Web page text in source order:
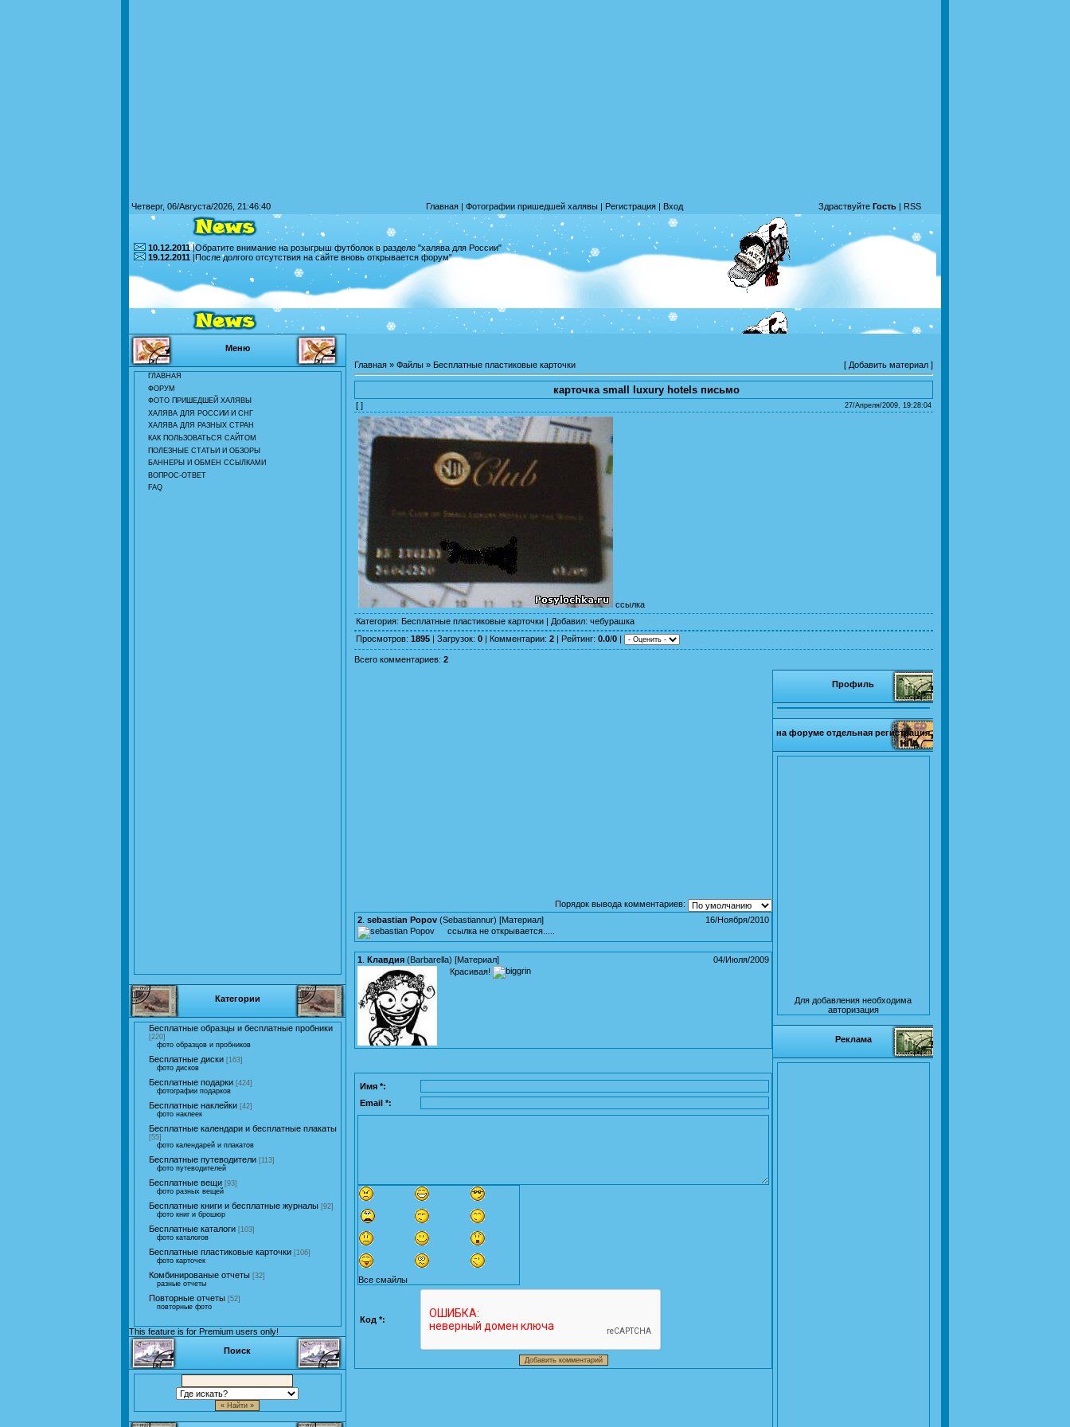
Четверг, 06/Августа/2026, 21:46:40 Главная| Фотографии пришедшей халявы| Регистрация| Вход Здраствуйте Гость | RSS
10.12.2011|Обратите внимание на розыгрыш футболок в разделе "халява для России"
19.12.2011 |После долгого отсутствия на сайте вновь открывается форум"
Меню
ГЛАВНАЯ
ФОРУМ
ФОТО ПРИШЕДШЕЙ ХАЛЯВЫ
ХАЛЯВА ДЛЯ РОССИИ И СНГ
ХАЛЯВА ДЛЯ РАЗНЫХ СТРАН
КАК ПОЛЬЗОВАТЬСЯ САЙТОМ
ПОЛЕЗНЫЕ СТАТЬИ И ОБЗОРЫ
БАННЕРЫ И ОБМЕН ССЫЛКАМИ
ВОПРОС-ОТВЕТ
FAQ
Категории
Бесплатные образцы и бесплатные пробники
[220]
фото образцов и пробников
Бесплатные диски [163]
фото дисков
Бесплатные подарки [424]
фотографии подарков
Бесплатные наклейки [42]
фото наклеек
Бесплатные календари и бесплатные плакаты
[55]
фото календарей и плакатов
Бесплатные путеводители [113]
фото путеводителей
Бесплатные вещи [93]
фото разных вещей
Бесплатные книги и бесплатные журналы [92]
фото книг и брошюр
Бесплатные каталоги [103]
фото каталогов
Бесплатные пластиковые карточки [106]
фото карточек
Комбинированые отчеты [32]
разные отчеты
Повторные отчеты [52]
повторные фото
This feature is for Premium users only!
Поиск
Главная » Файлы » Бесплатные пластиковые карточки [ Добавить материал ]
карточка small luxury hotels письмо
[ ] 27/Апреля/2009, 19:28:04
ссылка
Категория: Бесплатные пластиковые карточки | Добавил: чебурашка
Просмотров: 1895 | Загрузок: 0 | Комментарии: 2 | Рейтинг: 0.0/0 |
Всего комментариев: 2
Порядок вывода комментариев:
16/Ноября/2010
2 sebastian Popov (Sebastiannur) [Материал]
ссылка не открывается.....
04/Июля/2009
1 Клавдия (Barbarella) [Материал]
Красивая!
Имя *:
Email *:
Все смайлы
Код *:
Профиль
на форуме отдельная регистрация
Для добавления необходима
авторизация
Реклама